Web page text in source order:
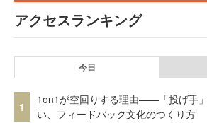
アクセスランキング
今日
1
1on1が空回りする理由——「投げ手
い、フィードバック文化のつくり方